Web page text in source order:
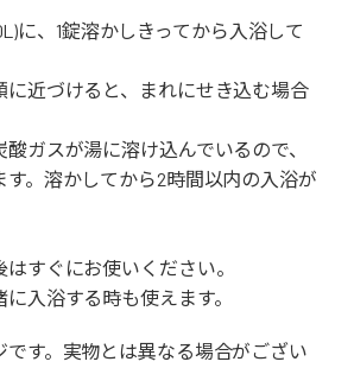
に、1錠溶かしきってから入浴して
に近づけると、まれにせき込む場合
ガスが湯に溶け込んでいるので、
。溶かしてから2時間以内の入浴が
すぐにお使いください。
入浴する時も使えます。
す。実物とは異なる場合がござい